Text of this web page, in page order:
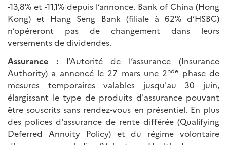
-13,8% et -11,1% depuis l’annonce. Bank of China (Hong
Kong) et Hang Seng Bank (filiale à 62% d’HSBC)
n’opéreront pas de changement dans leurs
versements de dividendes.
Assurance :l'Autorité de l’assurance (Insurance
Authority) a annoncé le 27 mars une 2nde phase de
mesures temporaires valables jusqu'au 30 juin,
élargissant le type de produits d'assurance pouvant
être souscrits sans rendez-vous en présentiel. En plus
des polices d'assurance de rente différée (Qualifying
Deferred Annuity Policy) et du régime volontaire